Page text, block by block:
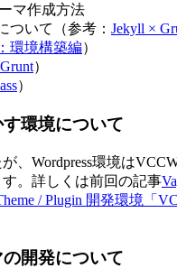
マ作成方法
ついて（参考： Jekyll ×
環境構築編）
Grunt）
）
環境について
、Wordpress環境は
。詳しくは前回の記事
/ Plugin 開発環境「
開発について